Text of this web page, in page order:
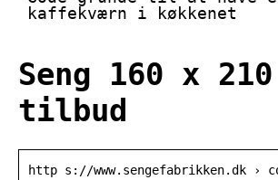
kaffekværn i køkkenet
Seng 160 x 210
tilbud
http s://www.sengefabrikken.dk ›